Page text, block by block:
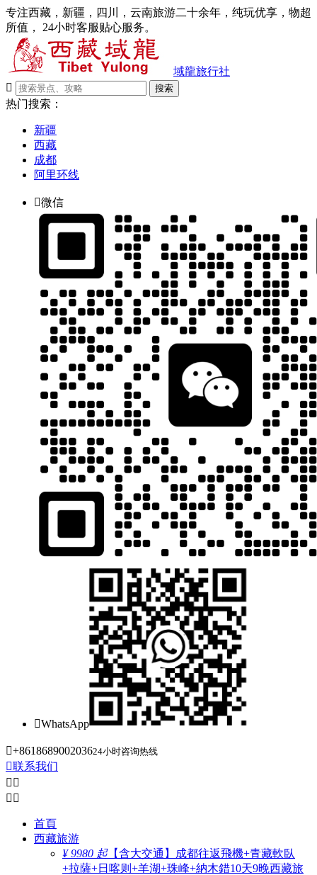
专注西藏，新疆，四川，云南旅游二十余年，纯玩优享，物超
所值， 24小时客服贴心服务。
域龍旅行社

搜索
热门搜索：
新疆
西藏
成都
阿里环线
微信
WhatsApp
+861868900203624小时咨询热线
联系我们
 
 
首頁
西藏旅游
¥ 9980 起【含大交通】成都往返飛機+青藏軟臥
+拉薩+日喀则+羊湖+珠峰+納木錯10天9晚西藏旅